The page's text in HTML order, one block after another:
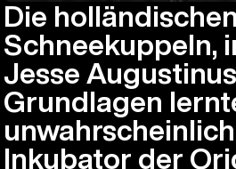
Die holländischen
Schneekuppeln,
Jesse
Grundlagen
Inkubator der